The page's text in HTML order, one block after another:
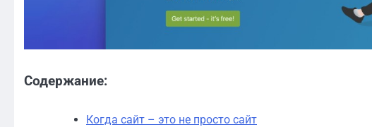
Содержание:
Когда сайт – это не просто сайт